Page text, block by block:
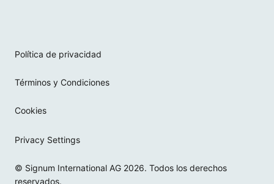
Política de privacidad
Términos y Condiciones
Cookies
Privacy Settings
© Signum International AG 2026. Todos los derechos
reservados.